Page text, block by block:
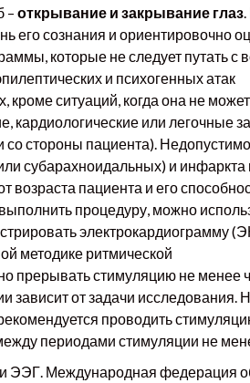
– открывание и закрывание глаз
его сознания и ориентировочно
которые не следует путать с
и психогенных атак
кроме ситуаций, когда она не может
или легочные
стороны пациента).
субарахноидальных) и инфаркта
возраста пациента и его
процедуру, можно
электрокардиограмму
методике ритмической
прерывать стимуляцию не менее
зависит от задачи исследования.
проводить
периодами стимуляции не
ЭЭГ. Международная федерация